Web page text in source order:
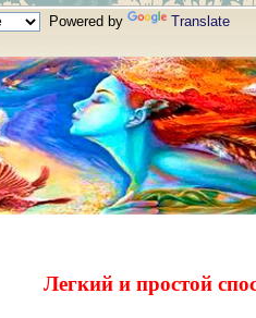
Powered by Translate
Легкий и простой